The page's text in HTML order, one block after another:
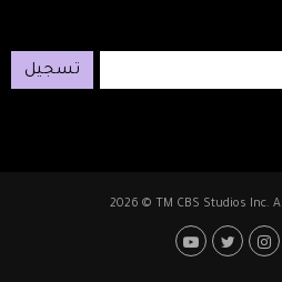
تسجيل
2026 © TM CBS Studios Inc.